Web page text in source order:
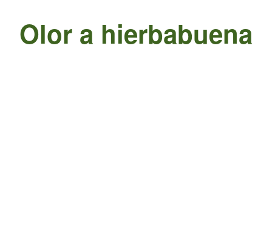
Olor a hierbabuena